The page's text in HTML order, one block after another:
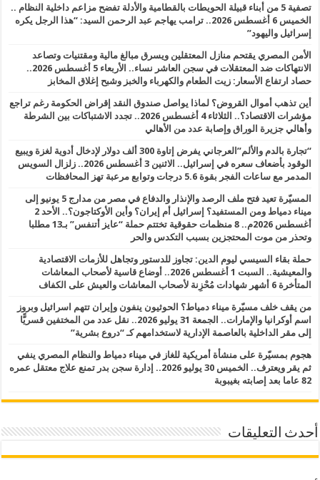
تصفية 5 من أبناء قبيلة الحويطات بالقطامية والأدلة تفضح مزاعم داخلية النظام ..
الخميس 6 أغسطس 2026.. ترامب يهاجم عبد الرحمن السيد: “هذا الرجل يكره
إسرائيل واليهود”
الأمن المصري يقتحم منازل المعتقلين ويسرق مبالغ مالية ومقتنيات وتصاعد
الانتهاكات ضد المعتقلات في سجن العاشر نساء.. الأربعاء 5 أغسطس 2026..
حصاد ارتفاع الأسعار: زيت الطعام والكهرباء والخبز وشبح إغلاق المخابز
أين تذهب أموال القروض؟ لماذا يواصل صندوق النقد إقراض الحكومة رغم تراجع
مؤشرات الاقتصاد؟.. الثلاثاء 4 أغسطس 2026.. تجدد الاشتباكات بين الشرطة
وأهالي جزيرة الوراق وإصابة عدد من الأهالي
“تجارة بالدم والألم”العرجاني يفرض إتاوة 300 ألف دولار لإدخال أدوية لغزة ويبيع
الوقود بأضعاف سعره في إسرائيل.. الاثنين 3 أغسطس 2026.. زلزال السويس
المدمر مع ساعات الفجر بقوة 5.6 درجات وتوابع مرعبة تهز المحافظات
المسيّرة تعيد فتح ملف الرصد والإنذار والدفاع في مصر من مدارج 5 يونيو إلى
ميناء دمياط ومن المستفيد؟ إسرائيل أم إيران؟ وأين الأوكتاجون؟.. الأحد 2
أغسطس 2026م.. 8 منظمات حقوقية تختتم حملة “عايز أتنفس” بـ13 مطلبا
وتحذر من موت المحتجزين بسبب التكدس والحر
حملة بقاء السيسي ليوم الدين: تجاوز للدستور وتجاهل للأزمات الاقتصادية
والمعيشية.. السبت 1 أغسطس 2026.. أوضاع قاسية لأصحاب المعاشات
المتأخرة 6 أشهر شهادات مُحْزِنة لأصحاب المعاشات والعيش على الكفاف
من يقف خلف مسيّرة ميناء دمياط؟ الحوثيون ينفون وإيران تتهم اسرائيل وبروز
اسم أوكرانيا والإمارات.. الجمعة 31 يوليو 2026.. نقل عدد من المختفين قسريًّا
إلى مقر الداخلية بالعاصمة الإدارية لاستخدامهم كـ “دروع بشرية”
هجوم بمسيّرة على منشأة أمريكية للغاز في ميناء دمياط والنظام المصري ينفي
ثم يقر ويعترف.. الخميس 30 يوليو 2026.. إدارة سجن بدر تمنع علاج معتقل عمره
82 عاما بعد إصابته بغيبوبة
أحدث التعليقات